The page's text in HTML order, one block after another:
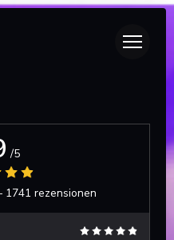
/5
1741 rezensionen